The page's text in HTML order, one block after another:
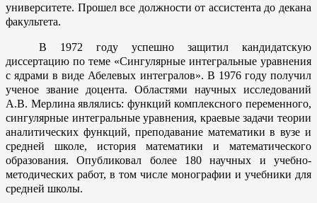
университете. Прошел все должности от ассистента до декана
факультета.
В 1972 году успешно защитил кандидатскую
диссертацию по теме «Сингулярные интегральные уравнения
с ядрами в виде Абелевых интегралов». В 1976 году получил
ученое звание доцента.
Областями научных исследований
А.В. Мерлина являлись: функций комплексного переменного,
сингулярные интегральные уравнения, краевые задачи теории
аналитических функций, преподавание математики в вузе и
средней школе, история математики и математического
образования. Опубликовал более 180 научных и учебно-
методических работ, в том числе монографии и учебники для
средней школы.